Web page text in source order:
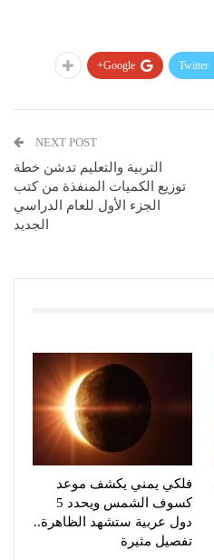
Twitter
Google+
NEXT POST
التربية والتعليم تدشن خطة
توزيع الكميات المنفذة من كتب
الجزء الأول للعام الدراسي
الجديد
فلكي يمني يكشف موعد
كسوف الشمس ويحدد 5
دول عربية ستشهد الظاهرة..
تفصيل مثيرة